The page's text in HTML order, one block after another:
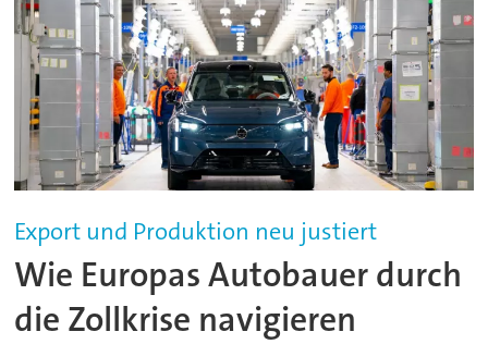
Export und Produktion neu justiert
Wie Europas Autobauer durch
die Zollkrise navigieren